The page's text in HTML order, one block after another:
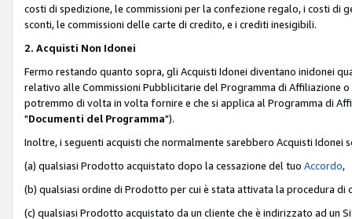
costi di spedizione, le commissioni per la confezione regalo, i costi di
sconti, le commissioni delle carte di credito, e i crediti inesigibili.
2. Acquisti Non Idonei
Fermo restando quanto sopra, gli Acquisti Idonei diventano inidonei
relativo alle Commissioni Pubblicitarie del Programma di Affiliazione
potremmo di volta in volta fornire e che si applica al Programma di
"Documenti del Programma").
Inoltre, i seguenti acquisti che normalmente sarebbero Acquisti
(a) qualsiasi Prodotto acquistato dopo la cessazione del tuo Accordo,
(b) qualsiasi ordine di Prodotto per cui è stata attivata la procedura di
(c) qualsiasi Prodotto acquistato da un cliente che è indirizzato ad un